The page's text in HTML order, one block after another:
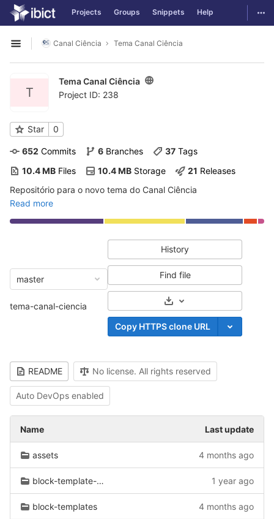
Skip to content
GitLab Projects Groups Snippets Help
Open sidebar
Canal Ciência Tema Canal Ciência
T
Tema Canal Ciência
Project ID: 238
Star 0
652 Commits 6 Branches 37 Tags
10.4 MB Files 10.4 MB Storage 21 Releases
Repositório para o novo tema do Canal Ciência
Read more
master
tema-canal-ciencia
History
Find file
Select Archive Format
Copy HTTPS clone URL
README No license. All rights reserved
Auto DevOps enabled
Name Last update
assets 4 months ago
block-template-parts 1 year ago
block-templates 4 months ago